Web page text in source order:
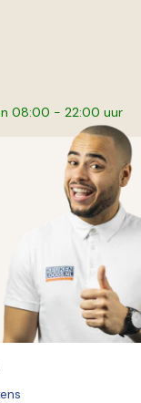
08:00 - 22:00 uur